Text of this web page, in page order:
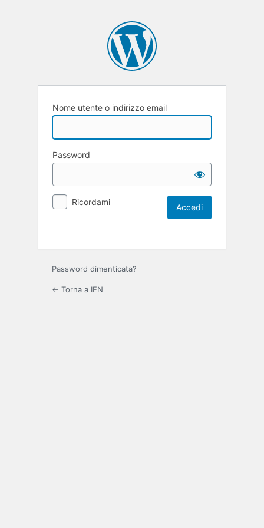
Nome utente o indirizzo email
Password
Ricordami
Password dimenticata?
← Torna a IEN